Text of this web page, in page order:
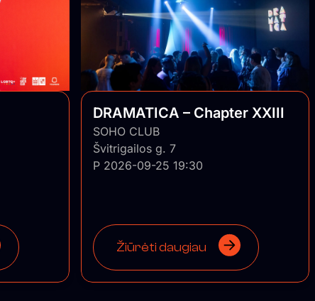
DRAMATICA – Chapter XXIII
SOHO CLUB
Švitrigailos g. 7
P 2026-09-25 19:30
Žiūrėti daugiau